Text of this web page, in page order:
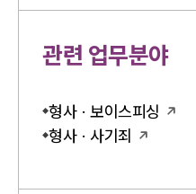
관련 업무분야
형사 · 보이스피싱
형사 · 사기죄